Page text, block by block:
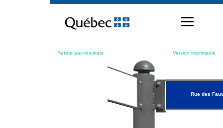
contenu
Retour aux résultats Version imprimable
Rue des